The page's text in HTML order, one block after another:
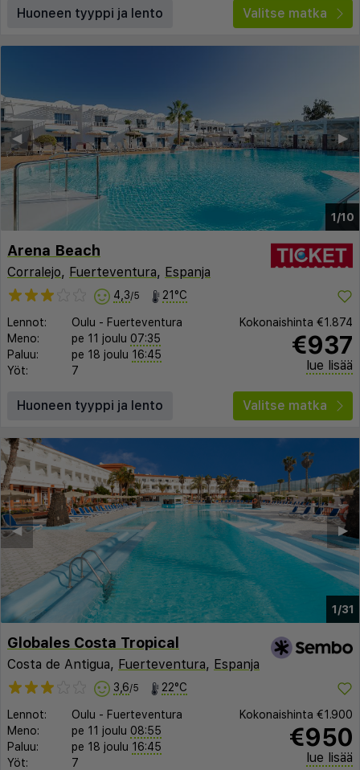
Huoneen tyyppi ja lento Valitse matka
1/10
▶︎
◀︎
Arena Beach
Corralejo, Fuerteventura, Espanja
4,3/5 21°C
Lennot: Oulu - Fuerteventura
Meno:
pe 11 joulu 07:35
Paluu:
pe 18 joulu 16:45
Yöt:
7
Kokonaishinta €1.874
€937
lue lisää
Huoneen tyyppi ja lento Valitse matka
1/31
▶︎
◀︎
Globales Costa Tropical
Costa de Antigua, Fuerteventura, Espanja
3,6/5 22°C
Lennot: Oulu - Fuerteventura
Meno:
pe 11 joulu 08:55
Paluu:
pe 18 joulu 16:45
Yöt:
7
Kokonaishinta €1.900
€950
lue lisää